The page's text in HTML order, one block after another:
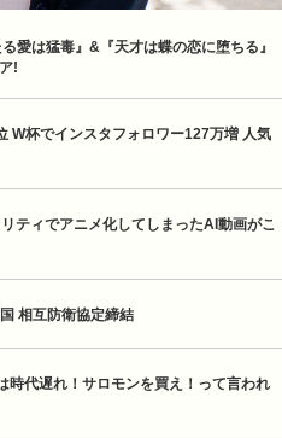
愛は猛毒』&『天才は蝶の恋に堕ちる』
!
W杯でインスタフォロワー127万増 人気
ティでアニメ化してしまったAI動画がこ
相互防衛協定締結
時代遅れ！サロモンを買え！って言われ